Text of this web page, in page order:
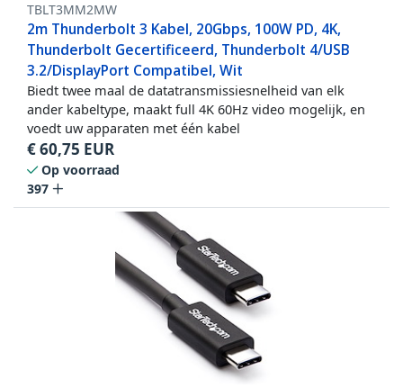
TBLT3MM2MW
2m Thunderbolt 3 Kabel, 20Gbps, 100W PD, 4K,
Thunderbolt Gecertificeerd, Thunderbolt 4/USB
3.2/DisplayPort Compatibel, Wit
Biedt twee maal de datatransmissiesnelheid van elk
ander kabeltype, maakt full 4K 60Hz video mogelijk, en
voedt uw apparaten met één kabel
€60,75 EUR
Op voorraad
397